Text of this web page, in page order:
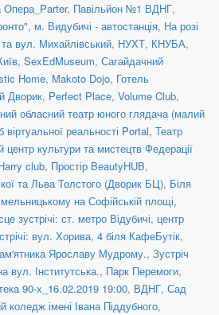
, Павільйон №1 ВДНГ,
, м. Видубичі - автостанція, На розі
вул. Михайлівський, НУХТ, КНУБА,
, SexEdMuseum, Сагайдачний
Home, Makoto Dojo, Готель
Дворик, Perfect Place, Volume Club,
обласний театр юного глядача (малий
віртуальної реальності Portal, Театр
центр культури та мистецтв Федерації
club, Простір BeautyHUB,
та Льва Толстого (Дворик БЦ), Біля
на Софійській площі,
зустрічі: ст. метро Відубичі, центр
вул. Хорива, 4 біля КафеБутік,
Ярославу Мудрому., Зустріч
вул. Інститутська., Парк Перемоги,
90-х_16.02.2019 19:00, ВДНГ, Сад
коледж імені Івана Піддубного,